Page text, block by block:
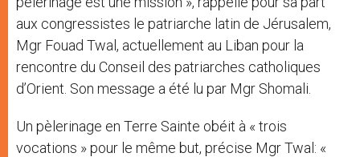
aux congressistes le patriarche latin de Jérusalem,
Mgr Fouad Twal, actuellement au Liban pour la
rencontre du Conseil des patriarches catholiques
d’Orient. Son message a été lu par Mgr Shomali.
Un pèlerinage en Terre Sainte obéit à « trois
vocations » pour le même but, précise Mgr Twal: «